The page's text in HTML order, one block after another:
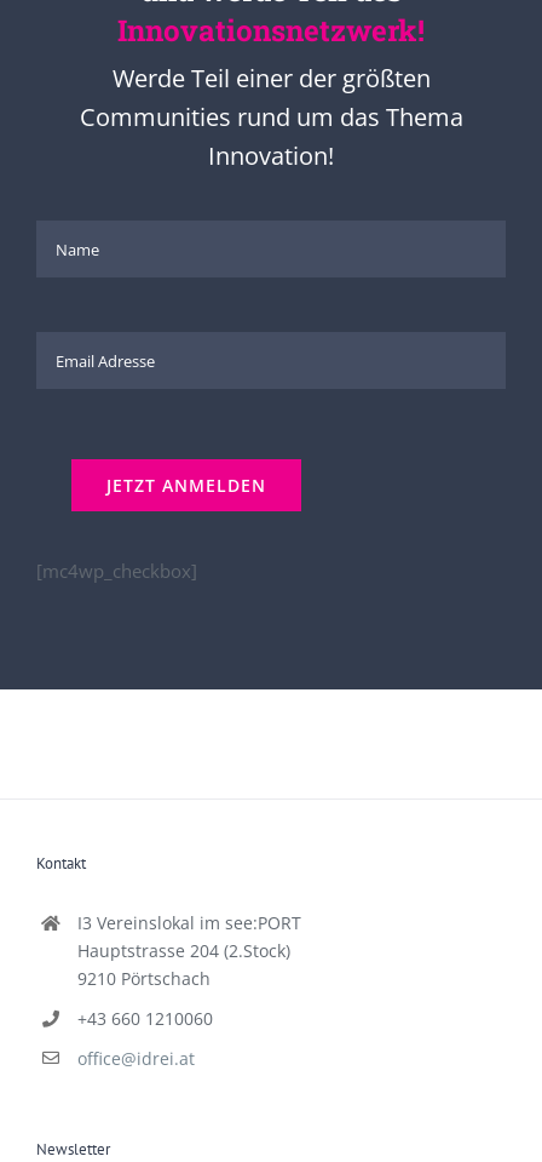
Melde dich zum Newsletter an
und werde Teil des
Innovationsnetzwerk!
Werde Teil einer der größten
Kontakt
Hauptstrasse 204 (2.Stock)
9210 Pörtschach